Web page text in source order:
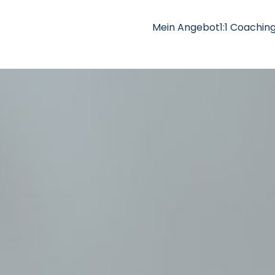
Mein Angebot1:1